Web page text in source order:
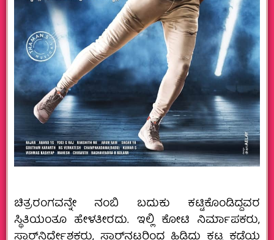
ಚಿತ್ರರಂಗವನ್ನೇ ನಂಬಿ ಬದುಕು ಕಟ್ಟಿಕೊಂಡಿದ್ದವರ
ಸ್ಥಿತಿಯಂತೂ ಹೇಳತೀರದು. ಇಲ್ಲಿ ಕೋಟಿ ನಿರ್ಮಾಪಕರು,